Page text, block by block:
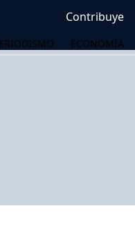
Contribuye
ECONOMÍA